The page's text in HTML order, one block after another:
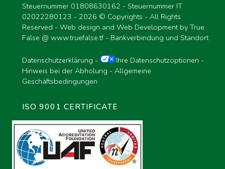
Steuernummer 01808630162 - Steuernummer IT
02022280123 - 2026 © Copyrights - All Rights
Reserved - Web design and Web Development by True
False @ www.truefalse.tf- Bankverbindung und Standort
Datenschutzerklärung - Ihre Datenschutzoptionen -
Hinweis bei der Abholung - Allgemeine
Geschäftsbedingungen
ISO 9001 CERTIFICATE